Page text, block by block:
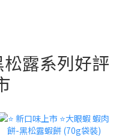
露系列好評